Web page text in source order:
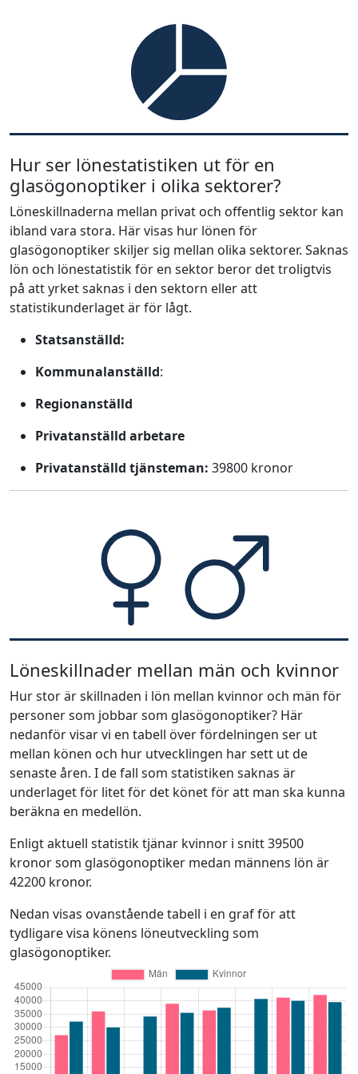
Hur ser lönestatistiken ut för en
glasögonoptiker i olika sektorer?
Löneskillnaderna mellan privat och offentlig sektor kan
ibland vara stora. Här visas hur lönen för
glasögonoptiker skiljer sig mellan olika sektorer. Saknas
lön och lönestatistik för en sektor beror det troligtvis
på att yrket saknas i den sektorn eller att
statistikunderlaget är för lågt.
Statsanställd:
Kommunalanställd:
Regionanställd
Privatanställd arbetare
Privatanställd tjänsteman: 39800 kronor
Löneskillnader mellan män och kvinnor
Hur stor är skillnaden i lön mellan kvinnor och män för
personer som jobbar som glasögonoptiker? Här
nedanför visar vi en tabell över fördelningen ser ut
mellan könen och hur utvecklingen har sett ut de
senaste åren. I de fall som statistiken saknas är
underlaget för litet för det könet för att man ska kunna
beräkna en medellön.
Enligt aktuell statistik tjänar kvinnor i snitt 39500
kronor som glasögonoptiker medan männens lön är
42200 kronor.
Nedan visas ovanstående tabell i en graf för att
tydligare visa könens löneutveckling som
glasögonoptiker.